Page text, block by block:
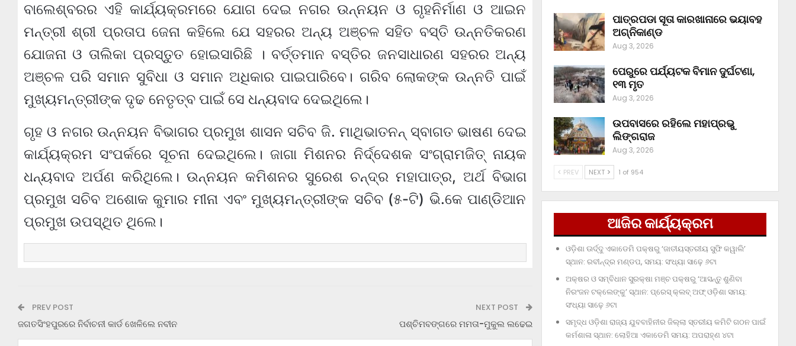
ବାଲେଶ୍ବରର ଏହି କାର୍ଯ୍ୟକ୍ରମରେ ଯୋଗ ଦେଇ ନଗର ଉନ୍ନୟନ ଓ ଗୃହନିର୍ମାଣ ଓ ଆଇନ
ମନ୍ତ୍ରୀ ଶ୍ରୀ ପ୍ରତାପ ଜେନା କହିଲେ ଯେ ସହରର ଅନ୍ୟ ଅଞ୍ଚଳ ସହିତ ବସ୍ତି ଉନ୍ନତିକରଣ
ଯୋଜନା ଓ ତାଲିକା ପ୍ରସ୍ତୁତ ହୋଇସାରିଛି । ବର୍ତ୍ତମାନ ବସ୍ତିର ଜନସାଧାରଣ ସହରର ଅନ୍ୟ
ଅଞ୍ଚଳ ପରି ସମାନ ସୁବିଧା ଓ ସମାନ ଅଧିକାର ପାଇପାରିବେ। ଗରିବ ଲୋକଙ୍କ ଉନ୍ନତି ପାଇଁ
ମୁଖ୍ୟମନ୍ତ୍ରୀଙ୍କ ଦୃଢ ନେତୃତ୍ବ ପାଇଁ ସେ ଧନ୍ୟବାଦ ଦେଇଥିଲେ।
ଗୃହ ଓ ନଗର ଉନ୍ନୟନ ବିଭାଗର ପ୍ରମୁଖ ଶାସନ ସଚିବ ଜି. ମାଥିଭାତନନ୍ ସ୍ବାଗତ ଭାଷଣ ଦେଇ
କାର୍ଯ୍ୟକ୍ରମ ସଂପର୍କରେ ସୂଚନା ଦେଇଥିଲେ। ଜାଗା ମିଶନର ନିର୍ଦ୍ଦେଶକ ସଂଗ୍ରାମଜିତ୍‌ ନାୟକ
ଧନ୍ୟବାଦ ଅର୍ପଣ କରିଥିଲେ। ଉନ୍ନୟନ କମିଶନର ସୁରେଶ ଚନ୍ଦ୍ର ମହାପାତ୍ର, ଅର୍ଥ ବିଭାଗ
ପ୍ରମୁଖ ସଚିବ ଅଶୋକ କୁମାର ମୀନା ଏବଂ ମୁଖ୍ୟମନ୍ତ୍ରୀଙ୍କ ସଚିବ (୫-ଟି) ଭି.କେ ପାଣ୍ଡିଆନ
ପ୍ରମୁଖ ଉପସ୍ଥିତ ଥିଲେ।
PREV POST
ଜଗତସିଂହପୁରରେ ନିର୍ବାଚନୀ କାର୍ଡ ଖେଳିଲେ ନବୀନ
NEXT POST
ପଶ୍ଚିମବଙ୍ଗରେ ମମତା-ମୁକୁଲ ଲଢେଇ
ପାତ୍ରପଡା ସୂତା କାରଖାନାରେ ଭୟାବହ
ଅଗ୍ନିକାଣ୍ଡ
Aug 3, 2026
ପେରୁରେ ପର୍ଯ୍ୟଟକ ବିମାନ ଦୁର୍ଘଟଣା,
୧୩ ମୃତ
Aug 3, 2026
ଉପବାସରେ ରହିଲେ ମହାପ୍ରଭୁ
ଲିଙ୍ଗରାଜ
Aug 3, 2026
PREV NEXT 1 of 954
ଆଜିର କାର୍ଯ୍ୟକ୍ରମ
ଓଡ଼ିଶା ଊର୍ଦ୍ଦୁ ଏକାଡେମି ପକ୍ଷରୁ ‘ଜାତୀୟସ୍ତରୀୟ ସୁଫି କୱାଲି’
ସ୍ଥାନ: ରବୀନ୍ଦ୍ର ମଣ୍ଡପ, ସମୟ: ସଂଧ୍ୟା ସାଢ଼େ ୬ଟା
ଅକ୍ଷର ଓ ସମ୍ବିଧାନ ସୁରକ୍ଷା ମଞ୍ଚ ପକ୍ଷରୁ ‘ଆସନ୍ତୁ ଶୁଣିବା
ନିରଂଜନ ଟକ୍‌ଲେଙ୍କୁ’ ସ୍ଥାନ: ପ୍ରେସ୍‌ କ୍ଲବ୍‌ ଅଫ୍‌ ଓଡ଼ିଶା ସମୟ:
ସଂଧ୍ୟା ସାଢ଼େ ୬ଟା
ସମୃଦ୍ଧ ଓଡ଼ିଶା ରାଜ୍ୟ ଯୁବବାହିନୀର ଜିଲ୍ଲା ସ୍ତରୀୟ କମିଟି ଗଠନ ପାଇଁ
କର୍ମଶାଳା ସ୍ଥାନ: ଲୋହିଆ ଏକାଡେମି ସମୟ: ଅପରାହ୍‌ଣ ୪ଟା